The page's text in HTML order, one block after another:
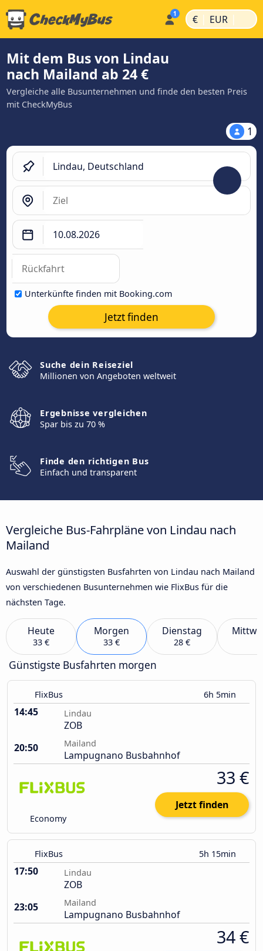
€ | EUR |
Mit dem Bus von Lindau
nach Mailand ab 24 €
Vergleiche alle Busunternehmen und finde den besten Preis
mit CheckMyBus
1
Unterkünfte finden mit Booking.com
Jetzt finden
Suche dein Reiseziel
Millionen von Angeboten weltweit
Ergebnisse vergleichen
Spar bis zu 70 %
Finde den richtigen Bus
Einfach und transparent
Vergleiche Bus-Fahrpläne von Lindau nach
Mailand
Auswahl der günstigsten Busfahrten von Lindau nach Mailand
von verschiedenen Busunternehmen wie FlixBus für die
nächsten Tage.
Heute
33 €
Morgen
33 €
Dienstag
28 €
Günstigste Busfahrten morgen
FlixBus 6h 5min
14:45 Lindau
ZOB
20:50
Mailand
Lampugnano Busbahnhof
Economy
33 €
Jetzt finden
FlixBus 5h 15min
17:50 Lindau
ZOB
23:05
Mailand
Lampugnano Busbahnhof
34 €